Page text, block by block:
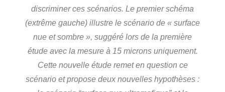
discriminer ces scénarios. Le premier schéma
(extrême gauche) illustre le scénario de « surface
nue et sombre », suggéré lors de la première
étude avec la mesure à 15 microns uniquement.
Cette nouvelle étude remet en question ce
scénario et propose deux nouvelles hypothèses :